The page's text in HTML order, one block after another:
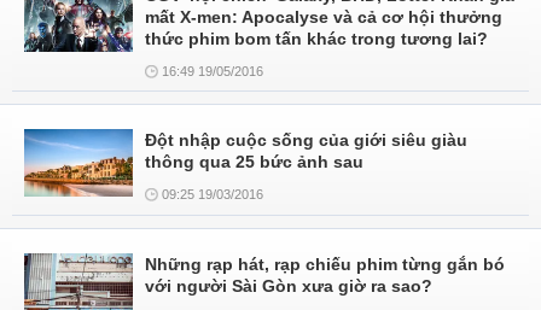
mất X-men: Apocalyse và cả cơ hội thưởng
thức phim bom tấn khác trong tương lai?
16:49 19/05/2016
Đột nhập cuộc sống của giới siêu giàu
thông qua 25 bức ảnh sau
09:25 19/03/2016
Những rạp hát, rạp chiếu phim từng gắn bó
với người Sài Gòn xưa giờ ra sao?